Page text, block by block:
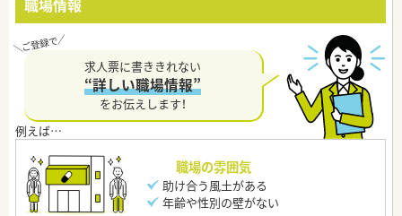
職場情報
求人票に書ききれない
“詳しい職場情報”
をお伝えします！
職場の雰囲気
助け合う風土がある
年齢や性別の壁がない